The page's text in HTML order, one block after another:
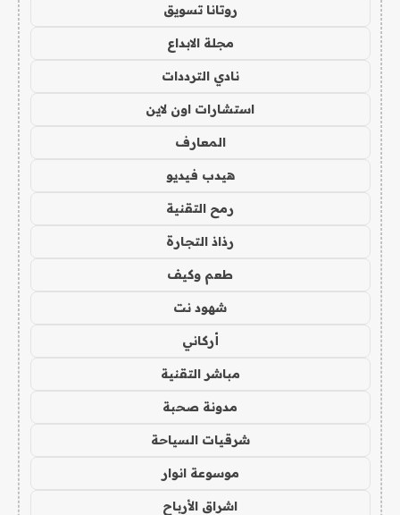
روتانا تسويق
مجلة الابداع
نادي الترددات
استشارات اون لاين
المعارف
هيدب فيديو
رمح التقنية
رذاذ التجارة
طعم وكيف
شهود نت
أركاني
مباشر التقنية
مدونة صحبة
شرقيات السياحة
موسوعة انوار
اشراق الأرباح